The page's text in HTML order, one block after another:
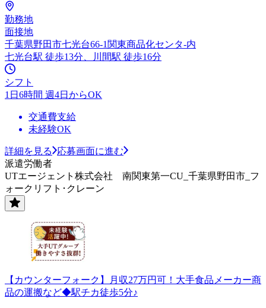
勤務地
面接地
千葉県野田市七光台66-1関東商品化センタ-内
七光台駅 徒歩13分、川間駅 徒歩16分
シフト
1日6時間 週4日からOK
交通費支給
未経験OK
詳細を見る
応募画面に進む
派遣労働者
UTエージェント株式会社 南関東第一CU_千葉県野田市_フ
ォークリフト･クレーン
【カウンターフォーク】月収27万円可！大手食品メーカー商
品の運搬など◆駅チカ徒歩5分♪